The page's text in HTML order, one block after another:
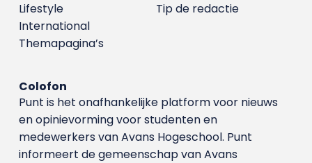
Tip de redactie
Lifestyle
International
Themapagina’s
Colofon
Punt is het onafhankelijke platform voor nieuws
en opinievorming voor studenten en
medewerkers van Avans Hoge­school. Punt
informeert de gemeenschap van Avans